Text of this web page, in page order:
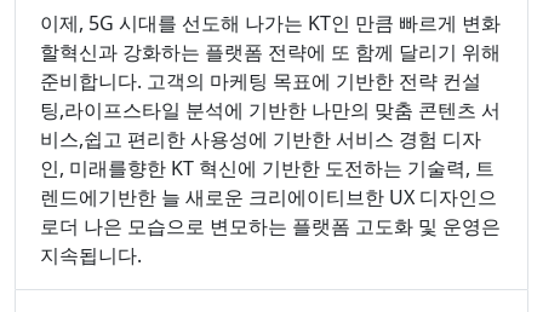
이제, 5G 시대를 선도해 나가는 KT인 만큼 빠르게 변화
할혁신과 강화하는 플랫폼 전략에 또 함께 달리기 위해
준비합니다. 고객의 마케팅 목표에 기반한 전략 컨설
팅,라이프스타일 분석에 기반한 나만의 맞춤 콘텐츠 서
비스,쉽고 편리한 사용성에 기반한 서비스 경험 디자
인, 미래를향한 KT 혁신에 기반한 도전하는 기술력, 트
렌드에기반한 늘 새로운 크리에이티브한 UX 디자인으
로더 나은 모습으로 변모하는 플랫폼 고도화 및 운영은
지속됩니다.